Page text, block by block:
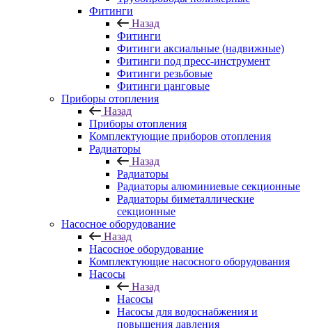
Фитинги
Назад
Фитинги
Фитинги аксиальные (надвижные)
Фитинги под пресс-инструмент
Фитинги резьбовые
Фитинги цанговые
Приборы отопления
Назад
Приборы отопления
Комплектующие приборов отопления
Радиаторы
Назад
Радиаторы
Радиаторы алюминиевые секционные
Радиаторы биметаллические
секционные
Насосное оборудование
Назад
Насосное оборудование
Комплектующие насосного оборудования
Насосы
Назад
Насосы
Насосы для водоснабжения и
повышения давления